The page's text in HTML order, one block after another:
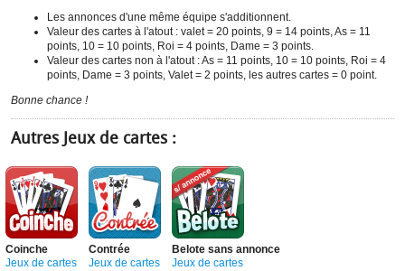
Les annonces d'une même équipe s'additionnent.
Valeur des cartes à l'atout : valet = 20 points, 9 = 14 points, As = 11
points, 10 = 10 points, Roi = 4 points, Dame = 3 points.
Valeur des cartes non à l'atout : As = 11 points, 10 = 10 points, Roi = 4
points, Dame = 3 points, Valet = 2 points, les autres cartes = 0 point.
Bonne chance !
Autres Jeux de cartes :
Coinche
Jeux de cartes
Contrée
Jeux de cartes
Belote sans annonce
Jeux de cartes